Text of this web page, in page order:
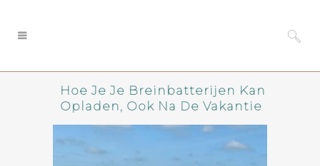
Hoe Je Je Breinbatterijen Kan
Opladen, Ook Na De Vakantie